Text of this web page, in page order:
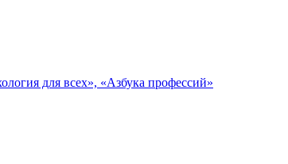
для всех», «Азбука профессий»